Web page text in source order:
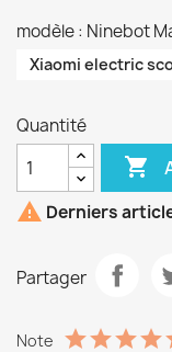
modèle : Ninebot
Xiaomi electric
Quantité

 Derniers
Partager
Note